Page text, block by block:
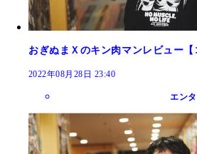
おぎぬまＸのキン肉マンレビュー【
2022年08月28日 23:40
エン